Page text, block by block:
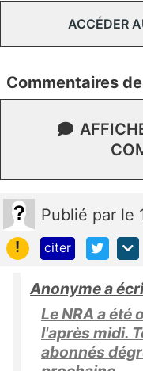
ACCÉDER
Commentaires
Publié par le
!
citer
Anonyme a
Le NRA a
l'après midi.
abonnés